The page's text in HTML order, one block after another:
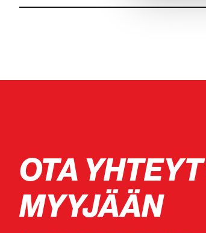
OTA
MYYJÄÄN